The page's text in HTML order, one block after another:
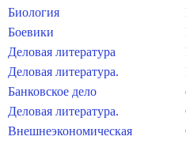
Биология
Боевики
Деловая литература
Деловая литература.
Банковское дело
Деловая литература.
Внешнеэкономическая